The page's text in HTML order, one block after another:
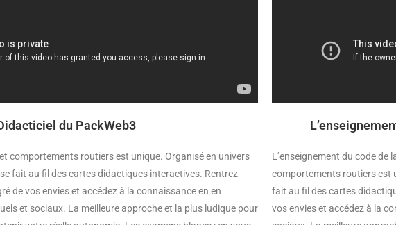
du PackWeb3
comportements routiers est unique. Organisé en univers
fait au fil des cartes didactiques interactives. Rentrez
de vos envies et accédez à la connaissance en en
et sociaux. La meilleure approche et la plus ludique pour
L’enseignement du code de
comportements routiers est
fait au fil des cartes
vos envies et accédez à la